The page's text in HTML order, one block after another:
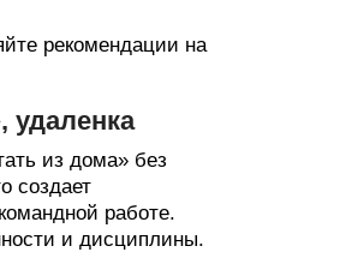
рекомендации на
удаленка
из дома» без
создает
работе.
и дисциплины.